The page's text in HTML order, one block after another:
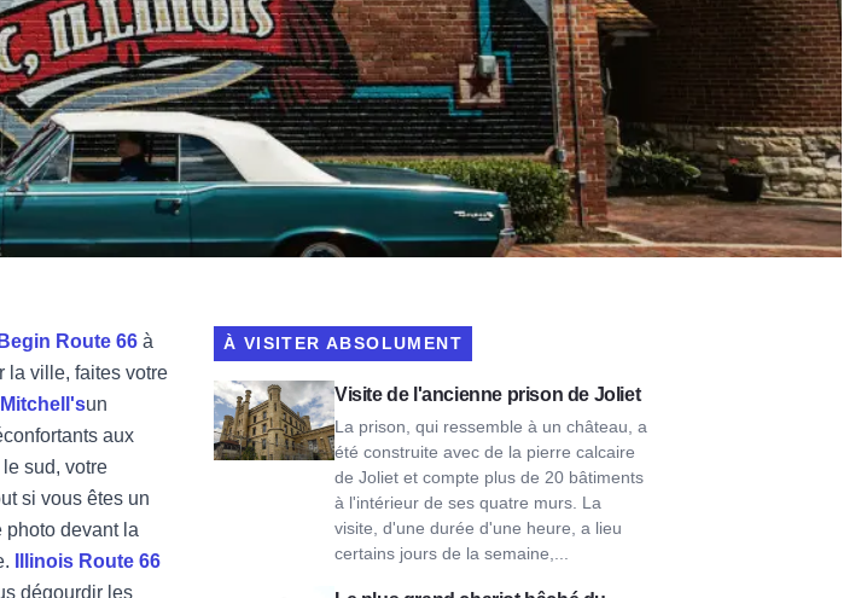
Route 66 à
la ville, faites votre
un
aux
sud, votre
si vous êtes un
photo devant la
Illinois Route 66
dégourdir les
À VISITER ABSOLUMENT
Visite de l'ancienne prison de Joliet
La prison, qui ressemble à un château, a
été construite avec de la pierre calcaire
de Joliet et compte plus de 20 bâtiments
à l'intérieur de ses quatre murs. La
visite, d'une durée d'une heure, a lieu
certains jours de la semaine,...
Voir les visites de l'ancienne prison de Joliet